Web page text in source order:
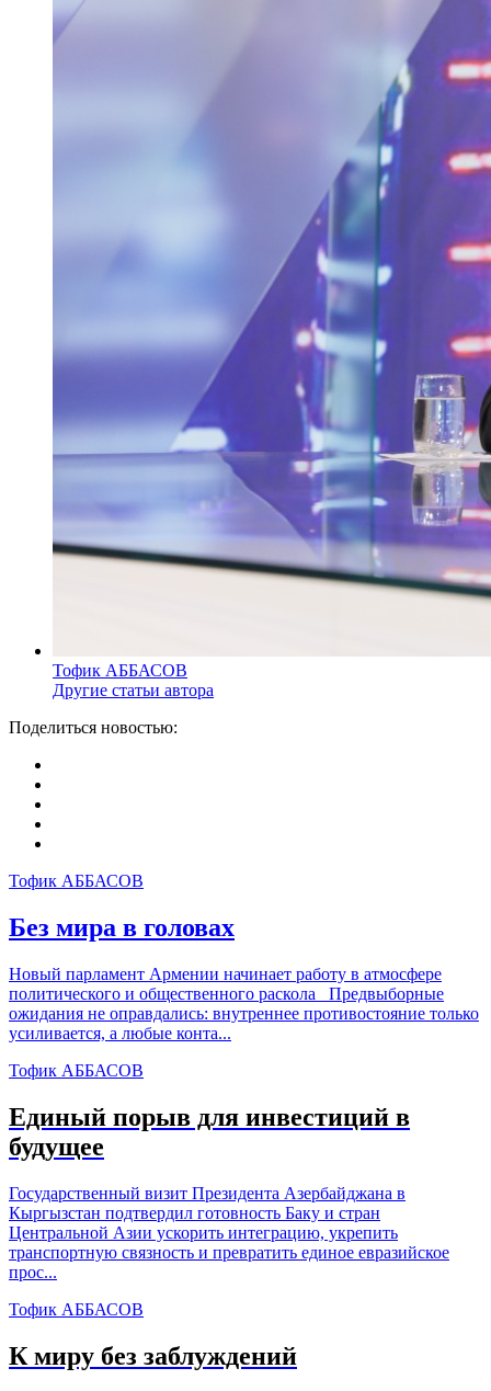
Тофик АББАСОВ
Другие статьи автора
Поделиться новостью:
Тофик АББАСОВ
Без мира в головах
Новый парламент Армении начинает работу в атмосфере
политического и общественного раскола Предвыборные
ожидания не оправдались: внутреннее противостояние только
усиливается, а любые конта...
Тофик АББАСОВ
Единый порыв для инвестиций в
будущее
Государственный визит Президента Азербайджана в
Кыргызстан подтвердил готовность Баку и стран
Центральной Азии ускорить интеграцию, укрепить
транспортную связность и превратить единое евразийское
прос...
Тофик АББАСОВ
К миру без заблуждений